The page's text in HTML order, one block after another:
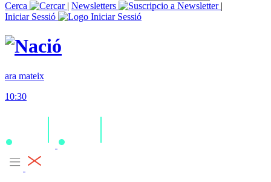
Cerca
| Newsletters
|
Iniciar Sessió
ara mateix
10:30